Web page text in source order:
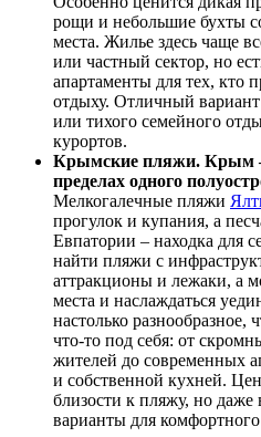
рощи и небольшие бухты
места. Жилье здесь чаще
или частный сектор, но
апартаменты для тех, кто
отдыху. Отличный
или тихого семейного
курортов.
Крымские пляжи. Крым –
пределах одного
Мелкогалечные пляжи
прогулок и купания, а
Евпатории – находка для
найти пляжи с
аттракционы и лежаки, а
места и наслаждаться
настолько разнообразное,
что-то под себя: от
жителей до современных
и собственной кухней.
близости к пляжу, но
варианты для